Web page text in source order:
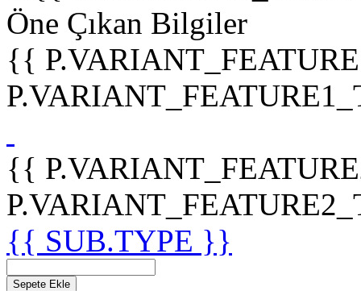
Öne Çıkan Bilgiler
{{
{{
{{ SUB.TYPE }}
Sepete Ekle